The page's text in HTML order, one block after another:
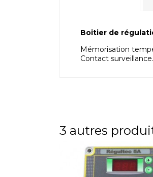
Boitier de
Mémorisation
Contact surveillance.
3 autres